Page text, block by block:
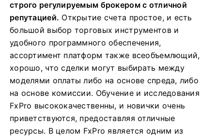
строго регулируемым брокеромс отличной
репутацией. Открытие счета простое, и есть
большой выбор торговых инструментов и
удобного программного обеспечения,
ассортимент платформ также всеобъемлющий,
хорошо, что сделки могут выбирать между
моделями оплаты либо на основе спреда, либо
на основе комиссии. Обучение и исследования
FxPro высококачественны, и новички очень
приветствуются, предоставляя отличные
ресурсы. В целом FxPro является одним из